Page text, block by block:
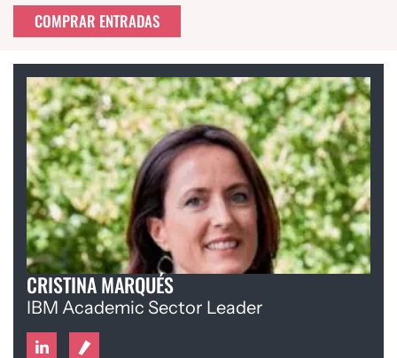
COMPRAR ENTRADAS
CRISTINA MARQUÉS
IBM Academic Sector Leader